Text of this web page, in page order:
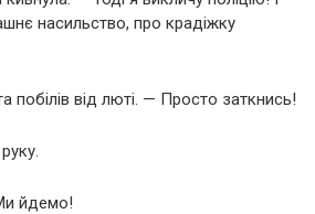
насильство, про крадіжку
від люті. — Просто заткнись!
йдемо!